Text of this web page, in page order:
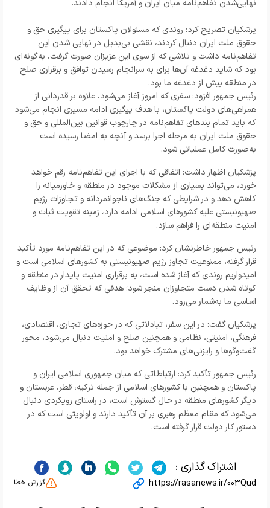
نهایی‌شدن تفاهم‌نامه میان ایران و آمریکا انجام دادند.
پزشکیان تصریح کرد: روندی که مسئولان پاکستان برای پیگیری حق و
حقوق ملت ایران دنبال کردند، نقشی بی‌بدیل در نهایی شدن این
تفاهم‌نامه داشت و تلاشی که از سوی این عزیزان صورت گرفت، به‌گونه‌ای
بود که شاید دغدغه آن‌ها برای به سرانجام رسیدن توافق و برقراری صلح
در منطقه بیش از دغدغه ما بود.
رئیس جمهور افزود: سفری که امروز آغاز می‌شود، علاوه بر قدردانی از
همراهی‌های دولت پاکستان، با هدف پیگیری ادامه مسیری انجام می‌شود
که باید تمام بندهای تفاهم‌نامه در چارچوب قوانین بین‌المللی و حق و
حقوق ملت ایران به مرحله اجرا برسد و آنچه به امضا رسیده است
به‌صورت کامل عملیاتی شود.
پزشکیان اظهار داشت: اتفاقی که با اجرای این تفاهم‌نامه رقم خواهد
خورد، می‌تواند بسیاری از مشکلات موجود در منطقه و خاورمیانه را
کاهش دهد و در شرایطی که جنگ‌های ناجوانمردانه و تجاوزات رژیم
صهیونیستی علیه کشورهای اسلامی ادامه دارد، زمینه تقویت ثبات و
امنیت منطقه‌ای را فراهم سازد.
رئیس جمهور خاطرنشان کرد: موضوعی که در این تفاهم‌نامه مورد تأکید
قرار گرفته، ممنوعیت تجاوز رژیم صهیونیستی به کشورهای اسلامی است و
امیدواریم روندی که آغاز شده است، به برقراری امنیت پایدار در منطقه و
کوتاه شدن دست متجاوزان منجر شود؛ هدفی که تحقق آن از وظایف
اساسی ما به‌شمار می‌رود.
پزشکیان گفت: در این سفر، تبادلاتی که در حوزه‌های تجاری، اقتصادی،
فرهنگی، امنیتی، نظامی و همچنین صلح و امنیت دنبال می‌شود، محور
گفت‌وگوها و رایزنی‌های مشترک خواهد بود.
رئیس جمهور تأکید کرد: ارتباطاتی که میان جمهوری اسلامی ایران و
پاکستان و همچنین با کشورهای اسلامی از جمله ترکیه، قطر، عربستان و
دیگر کشورهای منطقه در حال گسترش است، در راستای رویکردی دنبال
می‌شود که مقام معظم رهبری بر آن تأکید دارند و اولویتی است که در
دستور کار دولت قرار گرفته است.
اشتراک گذاری :
https://rasanews.ir/003Qud گزارش خطا